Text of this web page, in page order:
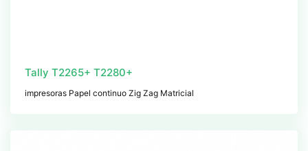
Tally T2265+ T2280+
impresoras Papel continuo Zig Zag Matricial